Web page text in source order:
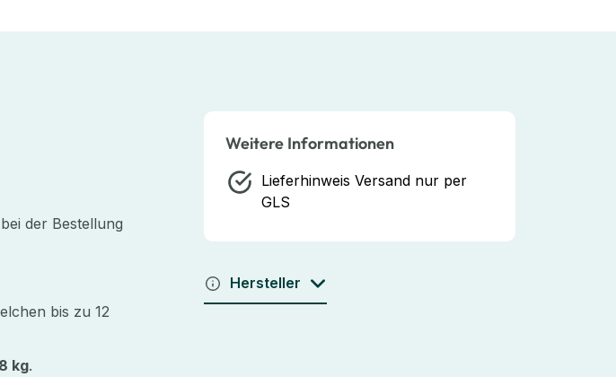
der Bestellung
bis zu 12
kg.
Weitere Informationen
Lieferhinweis Versand nur per
GLS
Hersteller